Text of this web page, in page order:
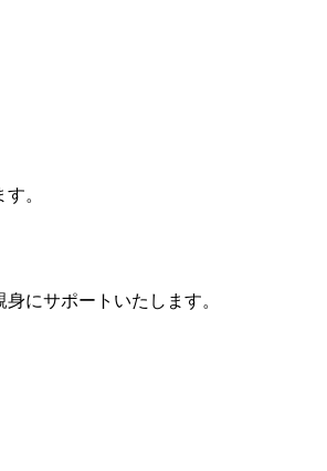
。
にサポートいたします。